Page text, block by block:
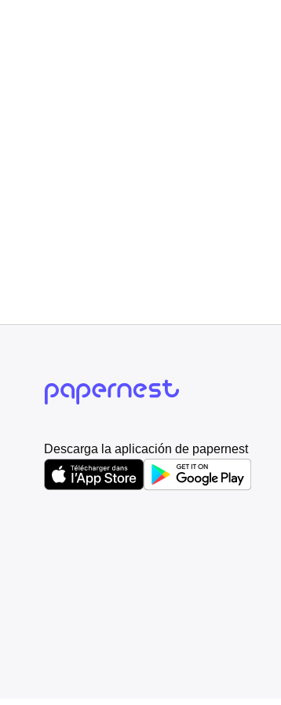
Descarga la aplicación de papernest